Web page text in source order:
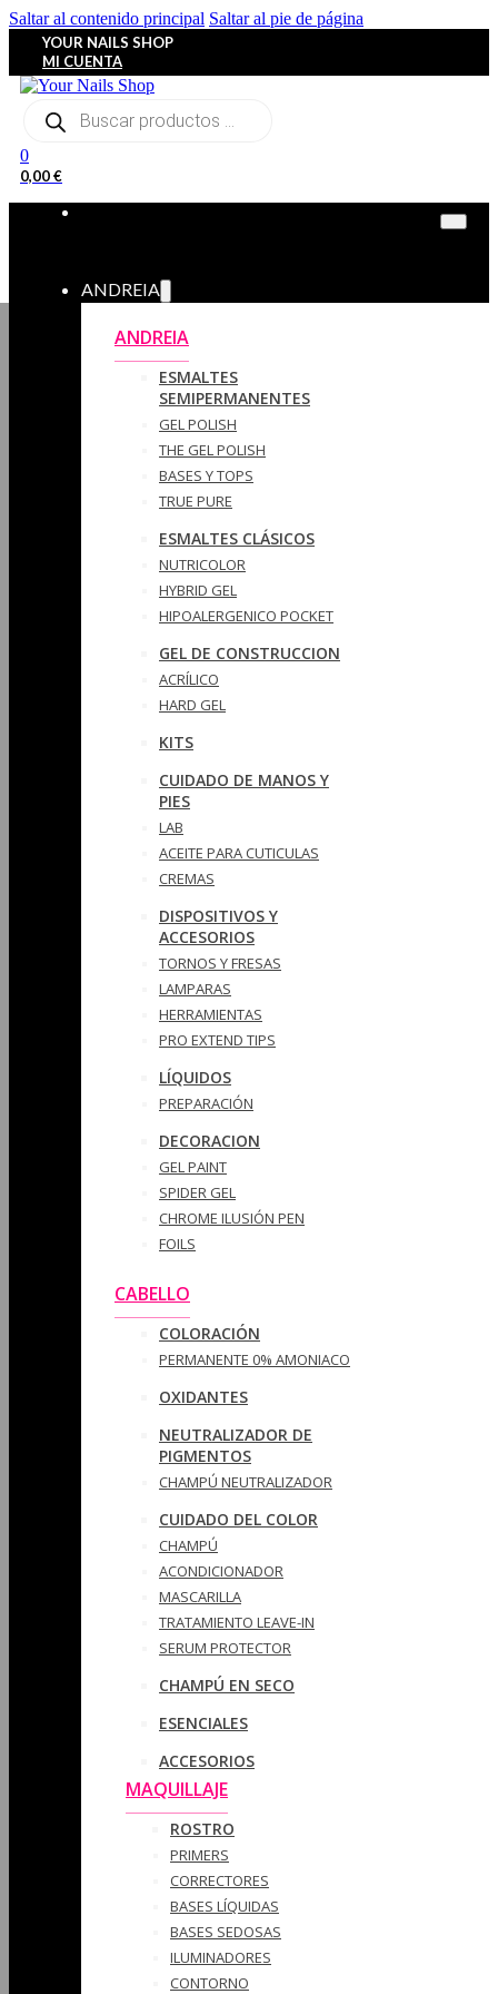
Saltar al contenido principal Saltar al pie de página
YOUR NAILS SHOP
MI CUENTA
0
0,00€
ANDREIA
ANDREIA
ESMALTES
SEMIPERMANENTES
GEL POLISH
THE GEL POLISH
BASES Y‎ TOPS
TRUE PURE
ESMALTES CLÁSICOS
NUTRICOLOR
HYBRID GEL
HIPOALERGENICO POCKET
GEL DE CONSTRUCCION
ACRÍLICO
HARD GEL
KITS
CUIDADO DE MANOS Y
PIES
LAB
ACEITE PARA CUTICULAS
CREMAS
DISPOSITIVOS Y
ACCESORIOS
TORNOS Y FRESAS
LAMPARAS
HERRAMIENTAS
PRO EXTEND TIPS
LÍQUIDOS
PREPARACIÓN
DECORACION
GEL PAINT
SPIDER GEL
CHROME ILUSIÓN PEN
FOILS
CABELLO
COLORACIÓN
PERMANENTE 0% AMONIACO
OXIDANTES
NEUTRALIZADOR DE
PIGMENTOS
CHAMPÚ NEUTRALIZADOR
CUIDADO DEL COLOR
CHAMPÚ
ACONDICIONADOR
MASCARILLA
TRATAMIENTO LEAVE-IN
SERUM PROTECTOR
CHAMPÚ EN SECO
ESENCIALES
ACCESORIOS
MAQUILLAJE
ROSTRO
PRIMERS
CORRECTORES
BASES LÍQUIDAS
BASES SEDOSAS
ILUMINADORES
CONTORNO